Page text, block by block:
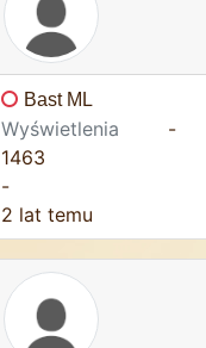
Bast ML
Wyświetlenia
1463
-
2 lat temu
-